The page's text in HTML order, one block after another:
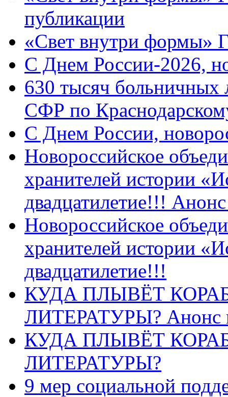
публикации
«Свет внутри формы»
C Днем России-2026,
630 тысяч больничных
СФР по
C Днем России,
Новороссийское
хранителей истории
двадцатилетие!!!
Новороссийское
хранителей истории
двадцатилетие!!!
КУДА ПЛЫВЁТ
ЛИТЕРАТУРЫ? Анонс
КУДА ПЛЫВЁТ
ЛИТЕРАТУРЫ?
9 мер социальной